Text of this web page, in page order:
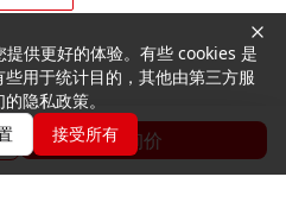
询价
供更好的体验。有些 cookies 是
用于统计目的，其他由第三方服
隐私政策。
接受所有